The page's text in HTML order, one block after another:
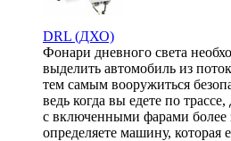
DRL (ДХО)
Фонари дневного света
выделить автомобиль из
тем самым вооружиться
ведь когда вы едете по
с включенными фарами более
определяете машину, которая